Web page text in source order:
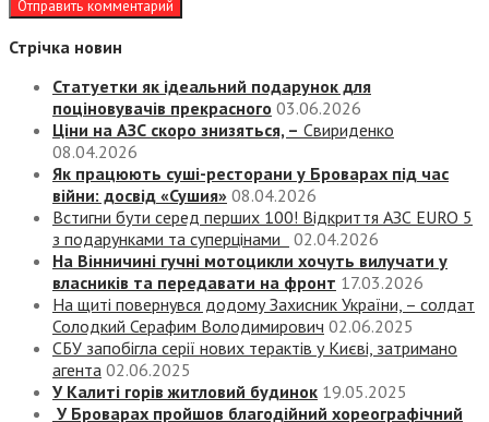
Стрічка новин
Статуетки як ідеальний подарунок для
поціновувачів прекрасного 03.06.2026
Ціни на АЗС скоро знизяться, – Свириденко
08.04.2026
Як працюють суші-ресторани у Броварах під час
війни: досвід «Сушия» 08.04.2026
Встигни бути серед перших 100! Відкриття АЗС EURO 5
з подарунками та суперцінами
02.04.2026
На Вінничині гучні мотоцикли хочуть вилучати у
власників та передавати на фронт 17.03.2026
На щиті повернувся додому Захисник України, – солдат
Солодкий Серафим Володимирович 02.06.2025
СБУ запобігла серії нових терактів у Києві, затримано
агента 02.06.2025
У Калиті горів житловий будинок 19.05.2025
У Броварах пройшов благодійний хореографічний